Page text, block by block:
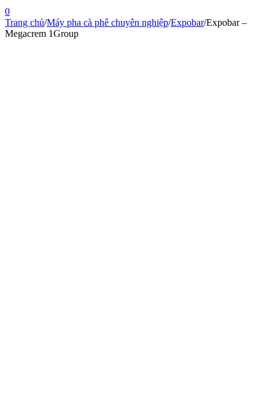
0
Trang chủ/Máy pha cà phê chuyên nghiệp/Expobar/Expobar –
Megacrem 1Group